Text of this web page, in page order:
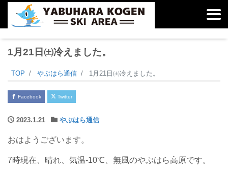
1月21日㈯冷えました。
TOP やぶはら通信 1月21日㈯冷えました。
Facebook Twitter
2023.1.21 やぶはら通信
おはようございます。
7時現在、晴れ、気温-10℃、無風のやぶはら高原です。